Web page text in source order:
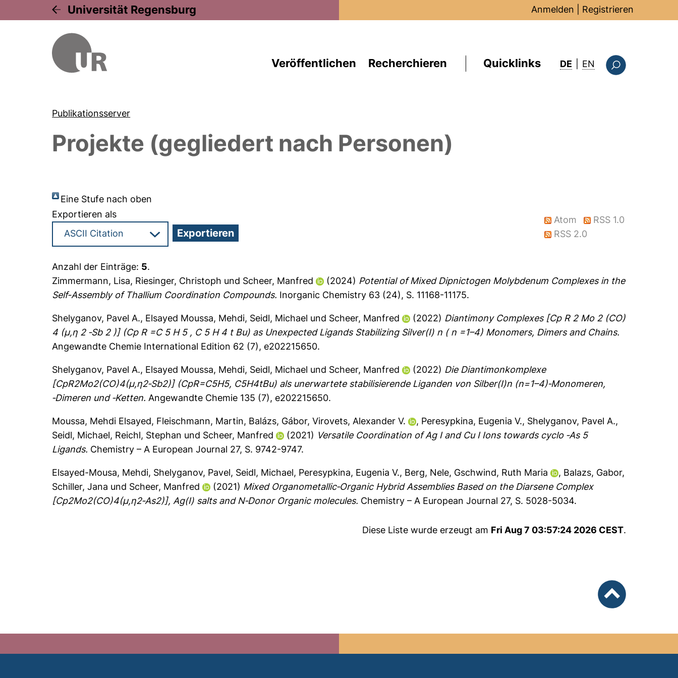
Universität Regensburg Anmelden Registrieren
Veröffentlichen Recherchieren Quicklinks DE EN : this page in
Publikationsserver
Projekte (gegliedert nach Personen)
Eine Stufe nach oben
Exportieren als
Atom
RSS 1.0
RSS 2.0
Anzahl der Einträge: 5.
Zimmermann, Lisa, Riesinger, Christoph und Scheer, Manfred (2024) Potential of Mixed Dipnictogen Molybdenum Complexes in the
Self-Assembly of Thallium Coordination Compounds. Inorganic Chemistry 63 (24), S. 11168-11175.
Shelyganov, Pavel A., Elsayed Moussa, Mehdi, Seidl, Michael und Scheer, Manfred (2022) Diantimony Complexes [Cp R 2 Mo 2 (CO)
4 (μ,η 2 ‐Sb 2 )] (Cp R =C 5 H 5 , C 5 H 4 t Bu) as Unexpected Ligands Stabilizing Silver(I) n ( n =1–4) Monomers, Dimers and Chains.
Angewandte Chemie International Edition 62 (7), e202215650.
Shelyganov, Pavel A., Elsayed Moussa, Mehdi, Seidl, Michael und Scheer, Manfred (2022) Die Diantimonkomplexe
[CpR2Mo2(CO)4(μ,η2‐Sb2)] (CpR=C5H5, C5H4tBu) als unerwartete stabilisierende Liganden von Silber(I)n (n=1–4)‐Monomeren,
‐Dimeren und ‐Ketten. Angewandte Chemie 135 (7), e202215650.
Moussa, Mehdi Elsayed, Fleischmann, Martin, Balázs, Gábor,Virovets, Alexander V. , Peresypkina, Eugenia V., Shelyganov, Pavel A.,
Seidl, Michael, Reichl, Stephan und Scheer, Manfred (2021) Versatile Coordination of Ag I and Cu I Ions towards cyclo ‐As 5
Ligands. Chemistry – A European Journal 27, S. 9742-9747.
Elsayed-Mousa, Mehdi, Shelyganov, Pavel, Seidl, Michael, Peresypkina, Eugenia V., Berg, Nele, Gschwind, Ruth Maria , Balazs, Gabor,
Schiller, Jana und Scheer, Manfred (2021) Mixed Organometallic‐Organic Hybrid Assemblies Based on the Diarsene Complex
[Cp2Mo2(CO)4(µ,ƞ2‐As2)], Ag(I) salts and N‐Donor Organic molecules. Chemistry – A European Journal 27, S. 5028-5034.
Diese Liste wurde erzeugt am Fri Aug 7 03:57:24 2026 CEST.